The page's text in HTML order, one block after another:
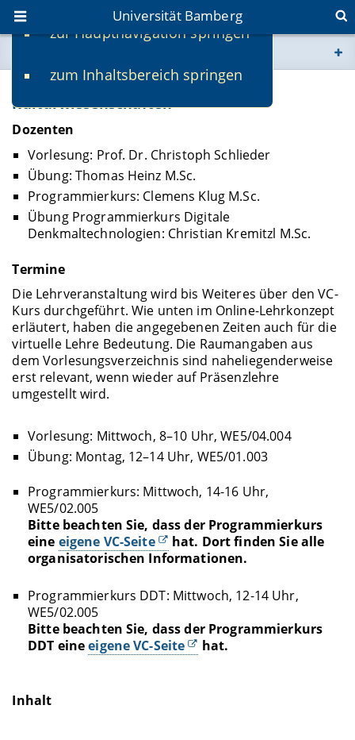
zur Hauptnavigation springen
zum Inhaltsbereich springen
Universität Bamberg
www.uni-bamberg.de
fis.uni-bamberg.de
KInf-IPKult-E: Informatik für die
Kulturwissenschaften
Dozenten
Vorlesung: Prof. Dr. Christoph Schlieder
Übung: Thomas Heinz M.Sc.
Programmierkurs: Clemens Klug M.Sc.
Übung Programmierkurs Digitale
Denkmaltechnologien: Christian Kremitzl M.Sc.
Termine
Die Lehrveranstaltung wird bis Weiteres über den VC-
Kurs durchgeführt. Wie unten im Online-Lehrkonzept
erläutert, haben die angegebenen Zeiten auch für die
virtuelle Lehre Bedeutung. Die Raumangaben aus
dem Vorlesungsverzeichnis sind naheliegenderweise
erst relevant, wenn wieder auf Präsenzlehre
umgestellt wird.
Vorlesung: Mittwoch, 8–10 Uhr, WE5/04.004
Übung: Montag, 12–14 Uhr, WE5/01.003
Programmierkurs: Mittwoch, 14-16 Uhr,
WE5/02.005
Bitte beachten Sie, dass der Programmierkurs
eine eigene VC-Seite
hat. Dort finden Sie alle
organisatorischen Informationen.
Programmierkurs DDT: Mittwoch, 12-14 Uhr,
WE5/02.005
Bitte beachten Sie, dass der Programmierkurs
DDT eineeigene VC-Seite hat.
Inhalt